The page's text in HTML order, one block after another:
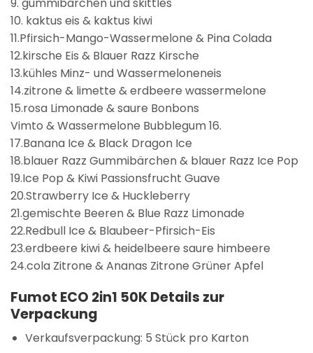
10. kaktus eis & kaktus kiwi
11.Pfirsich-Mango-Wassermelone & Pina Colada
12.kirsche Eis & Blauer Razz Kirsche
13.kühles Minz- und Wassermeloneneis
14.zitrone & limette & erdbeere wassermelone
15.rosa Limonade & saure Bonbons
Vimto & Wassermelone Bubblegum 16.
17.Banana Ice & Black Dragon Ice
18.blauer Razz Gummibärchen & blauer Razz Ice Pop
19.Ice Pop & Kiwi Passionsfrucht Guave
20.Strawberry Ice & Huckleberry
21.gemischte Beeren & Blue Razz Limonade
22.Redbull Ice & Blaubeer-Pfirsich-Eis
23.erdbeere kiwi & heidelbeere saure himbeere
24.cola Zitrone & Ananas Zitrone Grüner Apfel
Fumot ECO 2in1 50KDetails zur
Verpackung
Verkaufsverpackung: 5 Stück pro Karton